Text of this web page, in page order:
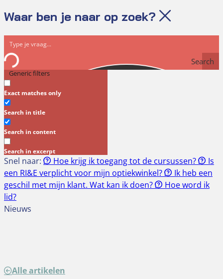
Waar ben je naar op zoek?
Search
Generic filters
Exact matches only
Search in title
Search in content
Search in excerpt
Snel naar: Hoe krijg ik toegang tot de cursussen?
Is
een RI&E verplicht voor mijn optiekwinkel?
Ik heb een
geschil met mijn klant. Wat kan ik doen?
Hoe word ik
lid?
Nieuws
Alle artikelen